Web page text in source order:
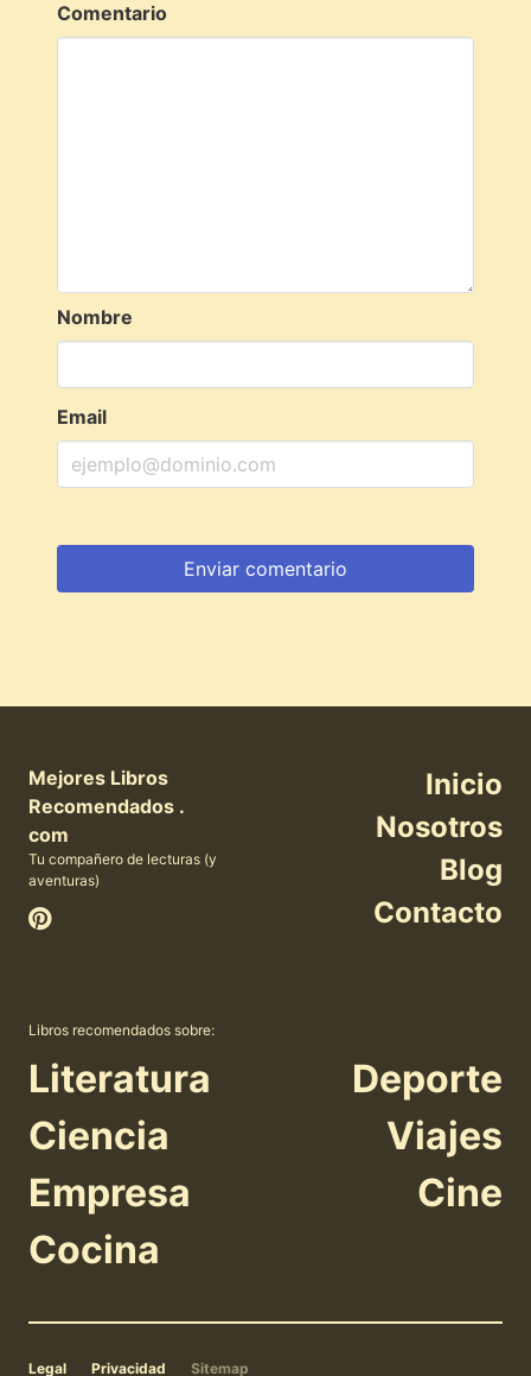
Comentario
Nombre
Email
Mejores Libros
Recomendados .
com
Tu compañero de lecturas (y
aventuras)
Inicio
Nosotros
Blog
Contacto
Libros recomendados sobre:
Literatura
Ciencia
Empresa
Cocina
Deporte
Viajes
Cine
Legal Privacidad Sitemap